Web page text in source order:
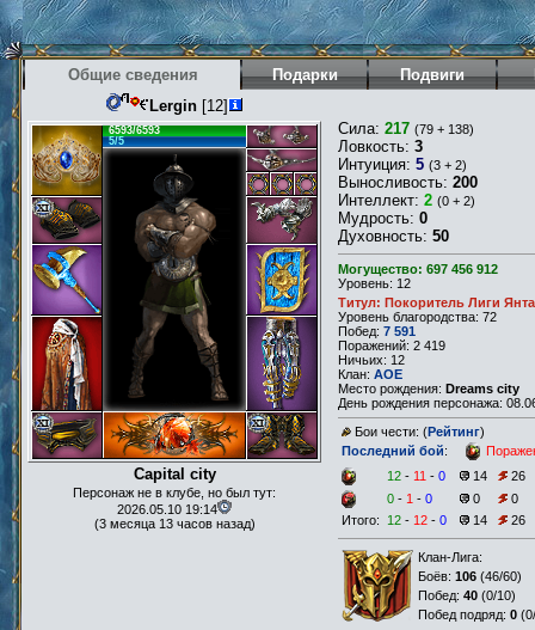
Общие сведения Подарки Подвиги
Lergin [12]
6593/6593
5/5
Capital city
Персонаж не в клубе, но был тут:
2026.05.10 19:14
(3 месяца 13 часов назад)
Сила: 217 (79 + 138)
Ловкость: 3
Интуиция: 5 (3 + 2)
Выносливость: 200
Интеллект: 2 (0 + 2)
Мудрость: 0
Духовность: 50
Могущество: 697 456 912
Уровень: 12
Титул: Покоритель Лиги
Уровень благородства: 72
Побед: 7 591
Поражений: 2 419
Ничьих: 12
Клан: AOE
Место рождения: Dreams city
День рождения персонажа:
Бои чести: (Рейтинг)
Последний бой:
12 - 11 - 0 14
26
0 - 1 - 0 0
0
Итого: 12 - 12 - 0 14 26
Клан-Лига:
Боёв: 106 (46/60)
Побед: 40 (0/10)
Побед подряд: 0 (